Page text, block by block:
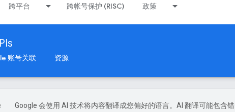
跨平台 跨帐号保护 (RISC) 政策
账号关联 资源
Google 会使用 AI 技术将内容翻译成您偏好的语言。AI 翻译可能包含错